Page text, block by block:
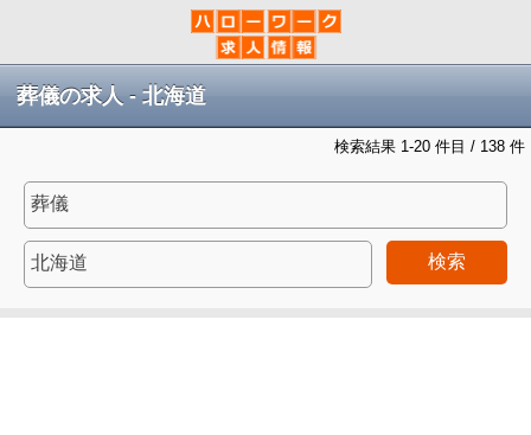
葬儀の求人 - 北海道
検索結果 1-20 件目 / 138 件
検索